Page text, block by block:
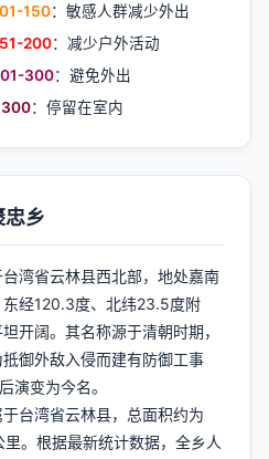
150：敏感人群减少外出
200：减少户外活动
300：避免外出
：停留在室内
忠乡
湾省云林县西北部，地处嘉南
东经120.3度、北纬23.5度附
开阔。其名称源于清朝时期，
御外敌入侵而建有防御工事
演变为今名。
台湾省云林县，总面积约为
。根据最新统计数据，全乡人